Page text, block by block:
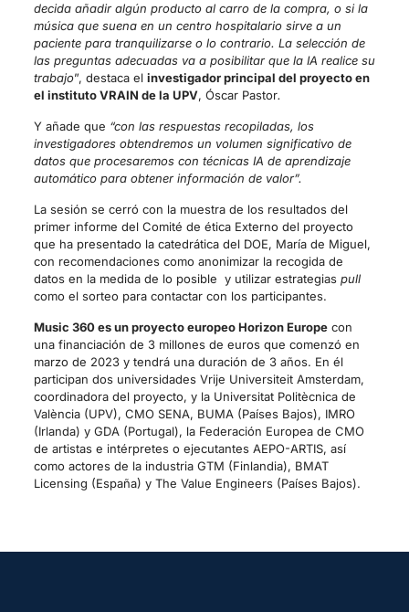
decida añadir algún producto al carro de la compra, o si la
música que suena en un centro hospitalario sirve a un
paciente para tranquilizarse o lo contrario. La selección de
las preguntas adecuadas va a posibilitar que la IA realice su
trabajo”, destaca el investigador principal del proyecto en
el instituto VRAIN de la UPV, Óscar Pastor.
Y añade que “con las respuestas recopiladas, los
investigadores obtendremos un volumen significativo de
datos que procesaremos con técnicas IA de aprendizaje
automático para obtener información de valor”.
La sesión se cerró con la muestra de los resultados del
primer informe del Comité de ética Externo del proyecto
que ha presentado la catedrática del DOE, María de Miguel,
con recomendaciones como anonimizar la recogida de
datos en la medida de lo posible y utilizar estrategias pull
como el sorteo para contactar con los participantes.
Music 360 es un proyecto europeo Horizon Europecon
una financiación de 3 millones de euros que comenzó en
marzo de 2023 y tendrá una duración de 3 años. En él
participan dos universidades Vrije Universiteit Amsterdam,
coordinadora del proyecto, y la Universitat Politècnica de
València (UPV), CMO SENA, BUMA (Países Bajos), IMRO
(Irlanda) y GDA (Portugal), la Federación Europea de CMO
de artistas e intérpretes o ejecutantes AEPO-ARTIS, así
como actores de la industria GTM (Finlandia), BMAT
Licensing (España) y The Value Engineers (Países Bajos).